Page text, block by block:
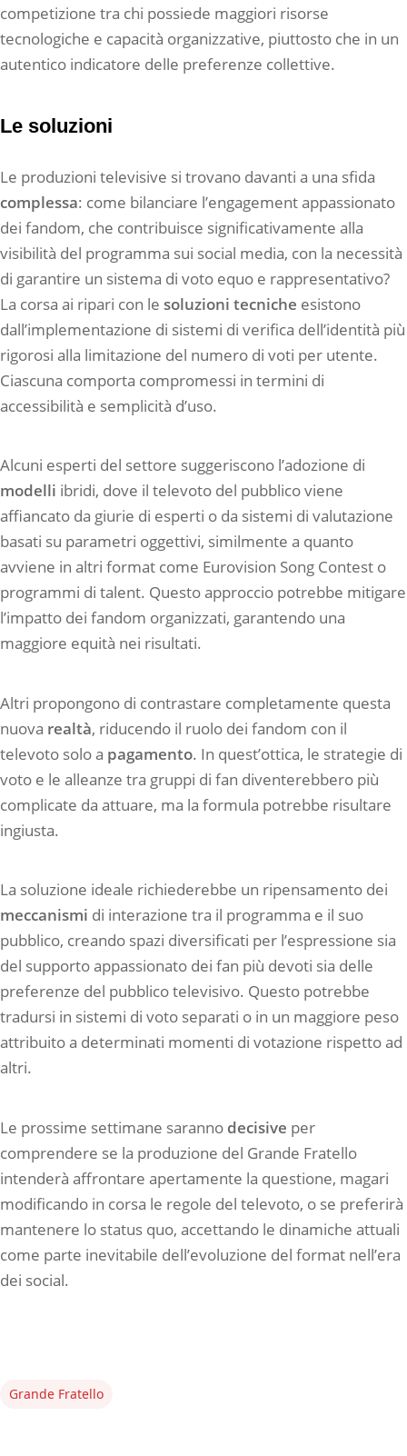
competizione tra chi possiede maggiori risorse
tecnologiche e capacità organizzative, piuttosto che in un
autentico indicatore delle preferenze collettive.
Le soluzioni
Le produzioni televisive si trovano davanti a una sfida
complessa: come bilanciare l’engagement appassionato
dei fandom, che contribuisce significativamente alla
visibilità del programma sui social media, con la necessità
di garantire un sistema di voto equo e rappresentativo?
La corsa ai ripari con le soluzioni tecniche esistono
dall’implementazione di sistemi di verifica dell’identità più
rigorosi alla limitazione del numero di voti per utente.
Ciascuna comporta compromessi in termini di
accessibilità e semplicità d’uso.
Alcuni esperti del settore suggeriscono l’adozione di
modelli ibridi, dove il televoto del pubblico viene
affiancato da giurie di esperti o da sistemi di valutazione
basati su parametri oggettivi, similmente a quanto
avviene in altri format come Eurovision Song Contest o
programmi di talent. Questo approccio potrebbe mitigare
l’impatto dei fandom organizzati, garantendo una
maggiore equità nei risultati.
Altri propongono di contrastare completamente questa
nuova realtà, riducendo il ruolo dei fandom con il
televoto solo a pagamento. In quest’ottica, le strategie di
voto e le alleanze tra gruppi di fan diventerebbero più
complicate da attuare, ma la formula potrebbe risultare
ingiusta.
La soluzione ideale richiederebbe un ripensamento dei
meccanismi di interazione tra il programma e il suo
pubblico, creando spazi diversificati per l’espressione sia
del supporto appassionato dei fan più devoti sia delle
preferenze del pubblico televisivo. Questo potrebbe
tradursi in sistemi di voto separati o in un maggiore peso
attribuito a determinati momenti di votazione rispetto ad
altri.
Le prossime settimane saranno decisive per
comprendere se la produzione del Grande Fratello
intenderà affrontare apertamente la questione, magari
modificando in corsa le regole del televoto, o se preferirà
mantenere lo status quo, accettando le dinamiche attuali
come parte inevitabile dell’evoluzione del format nell’era
dei social.
Grande Fratello